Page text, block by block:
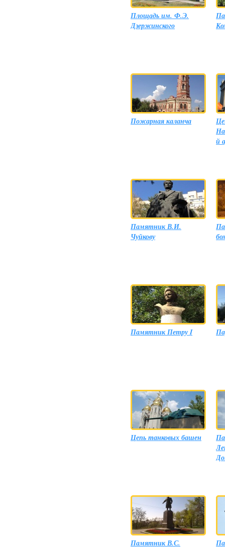
Площадь им. Ф.Э.
Дзержинского
Пожарная каланча
й
Памятник В.И.
Чуйкову
Памятник Петру I
Цепь танковых башен
Памятник В.С.